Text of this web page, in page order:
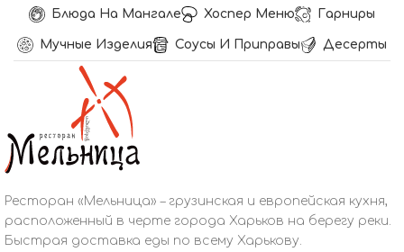
Блюда На Мангале Хоспер Меню Гарниры
Мучные Изделия Соусы И Приправы Десерты
Ресторан «Мельница» – грузинская и европейская кухня,
расположенный в черте города Харьков на берегу реки.
Быстрая доставка еды по всему Харькову.